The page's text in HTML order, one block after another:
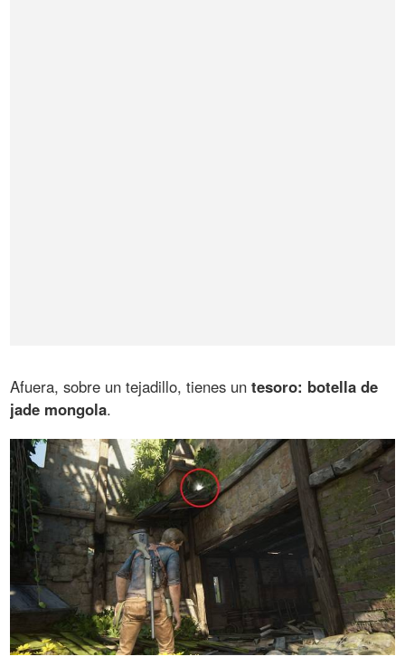
Afuera, sobre un tejadillo, tienes untesoro: botella de
jade mongola.